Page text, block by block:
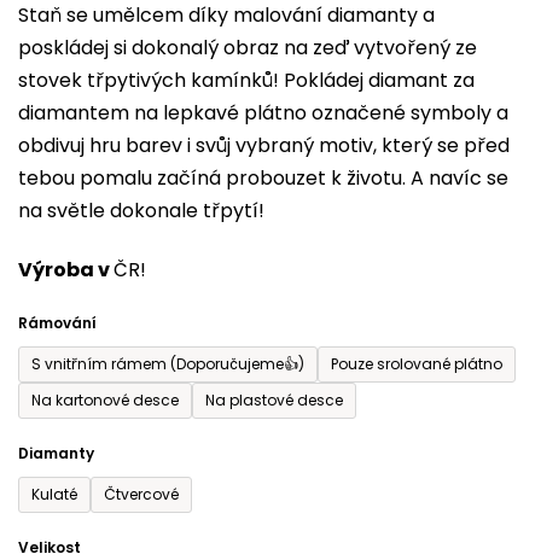
Staň se umělcem díky malování diamanty a
poskládej si dokonalý obraz na zeď vytvořený ze
stovek třpytivých kamínků! Pokládej diamant za
diamantem na lepkavé plátno označené symboly a
obdivuj hru barev i svůj vybraný motiv, který se před
tebou pomalu začíná probouzet k životu. A navíc se
na světle dokonale třpytí!
Výroba vČR!
Rámování
S vnitřním rámem (Doporučujeme👍)
Pouze srolované plátno
Na kartonové desce
Na plastové desce
Diamanty
Kulaté
Čtvercové
Velikost
je
0,0
z
5
hvězdiček.